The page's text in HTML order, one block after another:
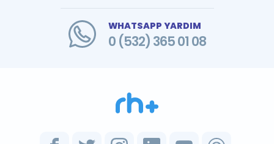
WHATSAPP YARDIM
0 (532) 365 01 08